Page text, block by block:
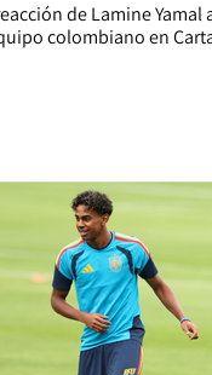
de Lamine Yamal
colombiano en